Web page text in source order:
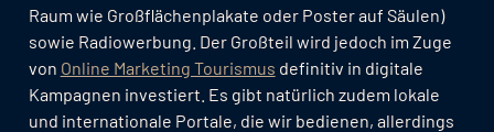
Raum wie Großflächenplakate oder Poster auf Säulen)
sowie Radiowerbung. Der Großteil wird jedoch im Zuge
von Online Marketing Tourismus definitiv in digitale
Kampagnen investiert. Es gibt natürlich zudem lokale
und internationale Portale, die wir bedienen, allerdings